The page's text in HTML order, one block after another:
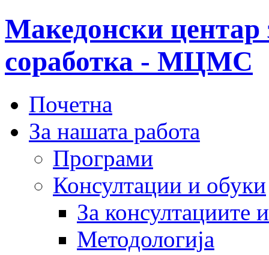
Македонски центар
соработка - МЦМС
Почетна
За нашата работа
Програми
Консултации и обуки
За консултациите
Методологија